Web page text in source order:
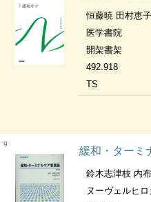
恒藤暁 田村恵
医学書院
開架書架
492.918
TS
9
緩和・ターミ
鈴木志津枝 内
ヌーヴェルヒロ